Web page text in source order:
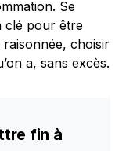
Se
clé pour être
choisir
a, sans excès.
fin à